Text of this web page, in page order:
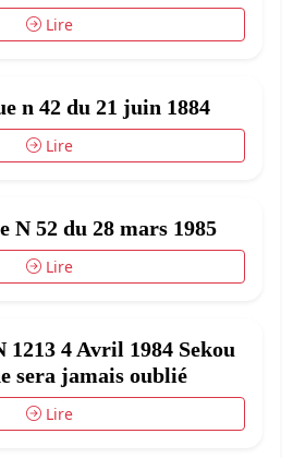
Lire
n 42 du 21 juin 1884
Lire
N 52 du 28 mars 1985
Lire
1213 4 Avril 1984 Sekou
sera jamais oublié
Lire